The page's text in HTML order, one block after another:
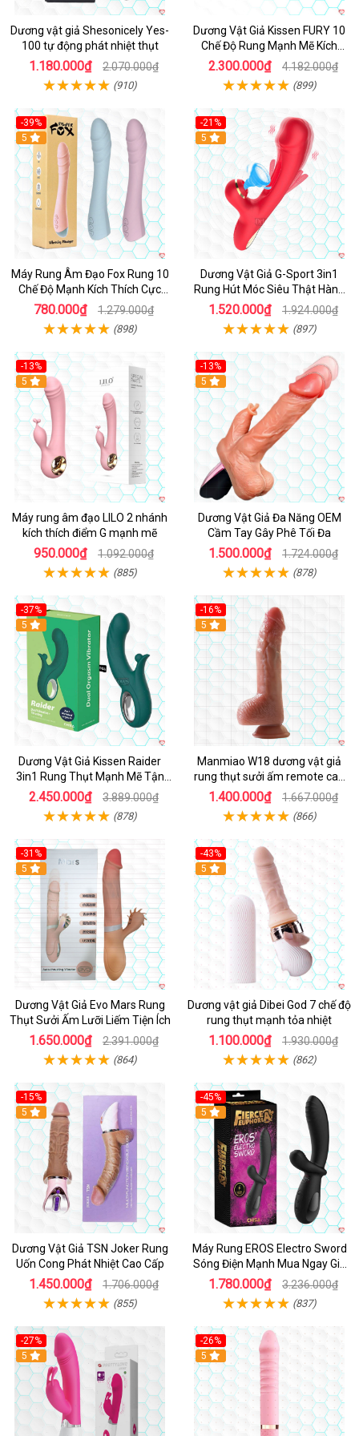
Dương vật giả Shesonicely Yes-
100 tự động phát nhiệt thụt
1.180.000₫ 2.070.000₫
(910)
Dương Vật Giả Kissen FURY 10
Chế Độ Rung Mạnh Mẽ Kích
Thích
2.300.000₫ 4.182.000₫
(899)
-39%
Hot
5
Máy Rung Âm Đạo Fox Rung 10
Chế Độ Mạnh Kích Thích Cực
Sướng
780.000₫ 1.279.000₫
(898)
-21%
Hot
5
Dương Vật Giả G-Sport 3in1
Rung Hút Móc Siêu Thật Hàng
Hot
1.520.000₫ 1.924.000₫
(897)
-13%
Hot
5
Máy rung âm đạo LILO 2 nhánh
kích thích điểm G mạnh mẽ
950.000₫ 1.092.000₫
(885)
-13%
Hot
5
Dương Vật Giả Đa Năng OEM
Cầm Tay Gây Phê Tối Đa
1.500.000₫ 1.724.000₫
(878)
-37%
Hot
5
Dương Vật Giả Kissen Raider
3in1 Rung Thụt Mạnh Mẽ Tận
Hưởng
2.450.000₫ 3.889.000₫
(878)
-16%
Hot
5
Manmiao W18 dương vật giả
rung thụt sưởi ấm remote cao
cấp
1.400.000₫ 1.667.000₫
(866)
-31%
5
Dương Vật Giả Evo Mars Rung
Thụt Sưởi Ấm Lưỡi Liếm Tiện Ích
1.650.000₫ 2.391.000₫
(864)
-43%
Hot
5
Dương vật giả Dibei God 7 chế độ
rung thụt mạnh tỏa nhiệt
1.100.000₫ 1.930.000₫
(862)
-15%
5
Dương Vật Giả TSN Joker Rung
Uốn Cong Phát Nhiệt Cao Cấp
1.450.000₫ 1.706.000₫
(855)
-45%
5
Máy Rung EROS Electro Sword
Sóng Điện Mạnh Mua Ngay Giá
Tốt
1.780.000₫ 3.236.000₫
(837)
-27%
Hot
5
-26%
Hot
5